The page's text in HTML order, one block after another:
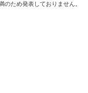
ため発表しておりません。